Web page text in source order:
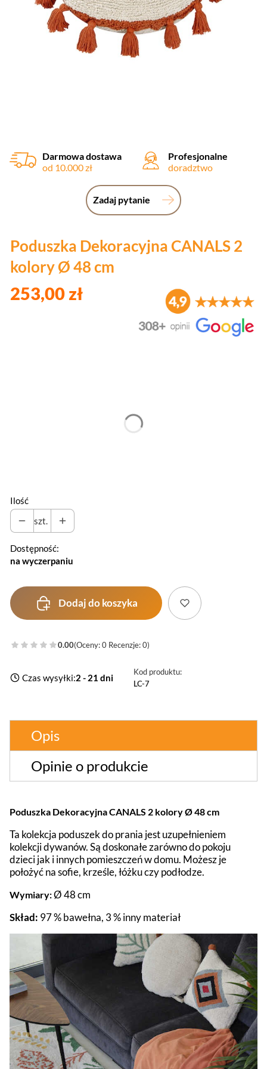
Darmowa dostawa
od 10.000 zł
Profesjonalne
doradztwo
Zadaj pytanie
Poduszka Dekoracyjna CANALS 2
kolory Ø 48 cm
253,00 zł
Ilość
szt.
Dostępność:
na wyczerpaniu
Dodaj do koszyka
0.00(Oceny: 0 Recenzje: 0)
Czas wysyłki:2 - 21 dni
Kod produktu:
LC-7
Opis
Opinie o produkcie
Poduszka Dekoracyjna CANALS 2 kolory Ø 48 cm
Ta kolekcja poduszek do prania jest uzupełnieniem
kolekcji dywanów. Są doskonałe zarówno do pokoju
dzieci jak i innych pomieszczeń w domu. Możesz je
położyć na sofie, krześle, łóżku czy podłodze.
Wymiary:Ø 48 cm
Skład: 97 % bawełna, 3 % inny materiał